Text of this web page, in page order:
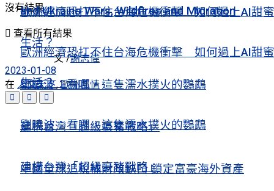
歐洲經濟恐扛不住台海危機衝擊 如何過上AI甜蜜
生活？
劉曉波：看哪，這隻濡水撲火的鸚鵡
建構台灣「超級豪豬戰略」
中國全球追稅補財政缺口 鎖定富豪海外資產
and Ukraine Wars, Wildfires and Migration
歐洲經濟恐扛不住台海危機衝擊 如何過上AI甜蜜
生活？
劉曉波：看哪，這隻濡水撲火的鸚鵡
建構台灣「超級豪豬戰略」
沒有結果
查看所有結果
文 /謝志偉
2023-01-08
在 人文天下,歐洲風情